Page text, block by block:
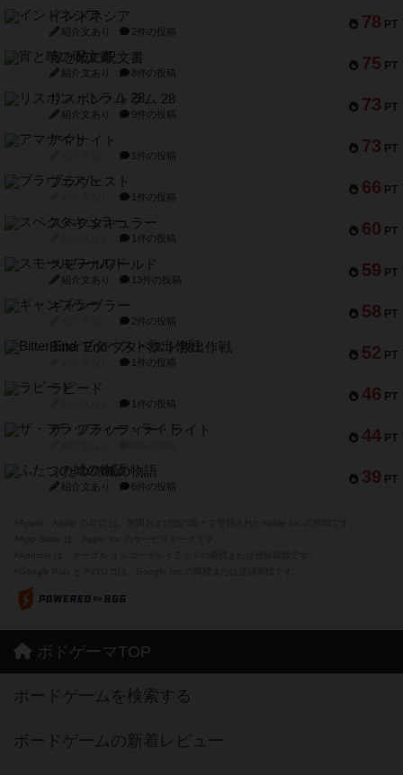
78 PT
インドネシア
紹介文あり 2件の投稿
75 PT
宵と暁の呪文書
紹介文あり 8件の投稿
73 PT
リスボン・トラム 28
紹介文あり 9件の投稿
73 PT
アマナイト
1件の投稿
66 PT
ブラヴェスト
1件の投稿
60 PT
スペクタキュラー
1件の投稿
59 PT
スモールワールド
紹介文あり 13件の投稿
58 PT
ギャンブラー
2件の投稿
52 PT
Bitter End ブタペスト救出作戦
1件の投稿
46 PT
ラピード
1件の投稿
44 PT
ザ・フラッフィー・ライト
39 PT
ふたつの城の物語
紹介文あり 6件の投稿
ボドゲーマTOP
ボードゲームを検索する
ボードゲームの新着レビュー